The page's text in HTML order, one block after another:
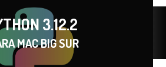
3.12.2
MAC BIG SUR